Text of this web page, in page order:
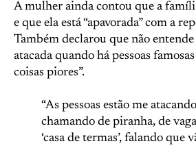
A mulher ainda contou que a
e que ela está “apavorada” com a
Também declarou que não
atacada quando há pessoas
coisas piores”.
“As pessoas estão me
chamando de piranha, de
‘casa de termas’, falando que